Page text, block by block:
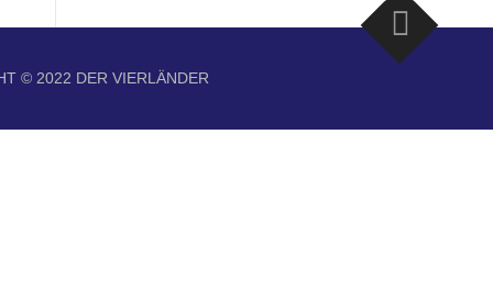
© 2022 DER VIERLÄNDER